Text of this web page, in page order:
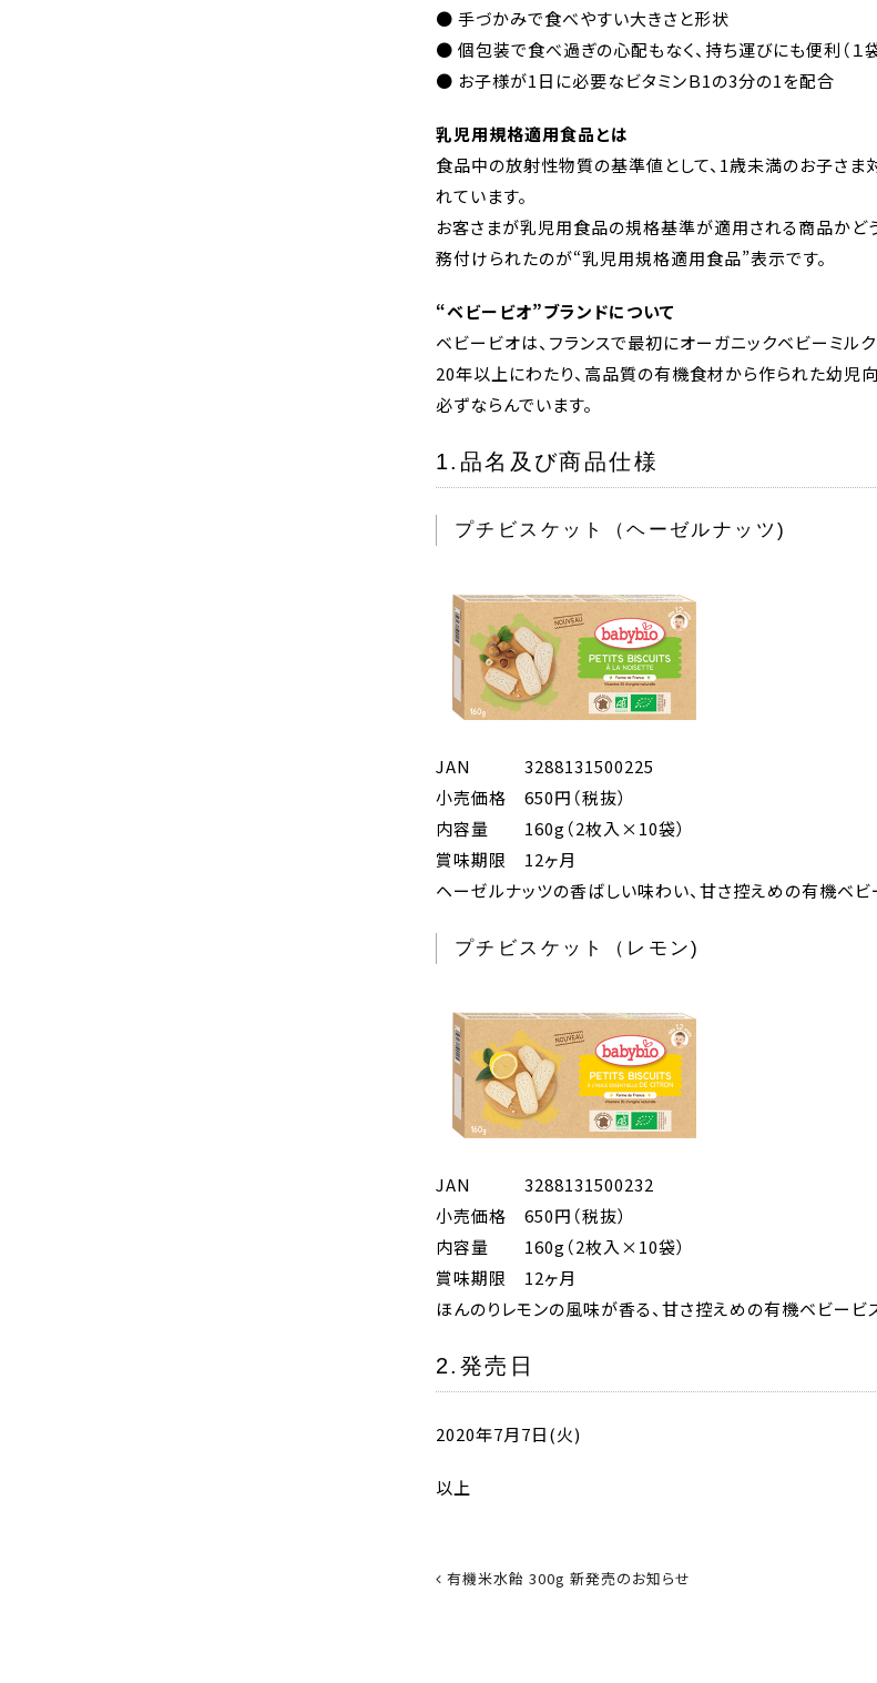
● 手づかみで食べやすい大きさと形状
● 個包装で食べ過ぎの心配もなく、持ち運びにも便利（１袋
● お子様が1日に必要なビタミンＢ1の3分の1を配合
乳児用規格適用食品とは
食品中の放射性物質の基準値として、1歳未満のお子さ
れています。
お客さまが乳児用食品の規格基準が適用される商品かど
務付けられたのが“乳児用規格適用食品”表示です。
“ベビービオ”ブランドについて
ベビービオは、フランスで最初にオーガニックベビーミルク
20年以上にわたり、高品質の有機食材から作られた幼児
必ずならんでいます。
1.品名及び商品仕様
プチビスケット（ヘーゼルナッツ)
JAN
3288131500225
小売価格
650円（税抜）
内容量
160g（2枚入×10袋）
賞味期限
12ヶ月
ヘーゼルナッツの香ばしい味わい、甘さ控えめの有機ベビ
プチビスケット（レモン)
JAN
3288131500232
小売価格
650円（税抜）
内容量
160g（2枚入×10袋）
賞味期限
12ヶ月
ほんのりレモンの風味が香る、甘さ控えめの有機ベビービス
2.発売日
2020年7月7日(火)
以上
有機米水飴 300g 新発売のお知らせ